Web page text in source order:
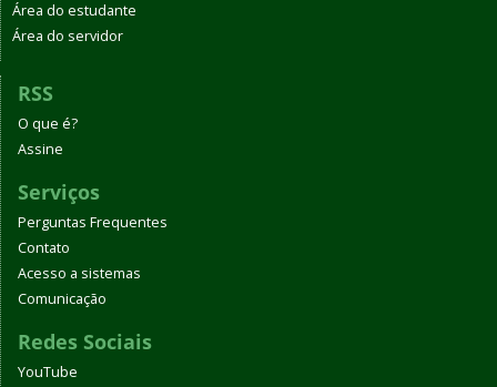
Área do estudante
Área do servidor
RSS
O que é?
Assine
Serviços
Perguntas Frequentes
Contato
Acesso a sistemas
Comunicação
Redes Sociais
YouTube